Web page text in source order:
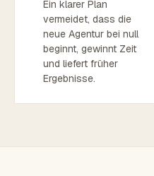
Ein klarer Plan
vermeidet, dass die
neue Agentur bei null
beginnt, gewinnt Zeit
und liefert früher
Ergebnisse.